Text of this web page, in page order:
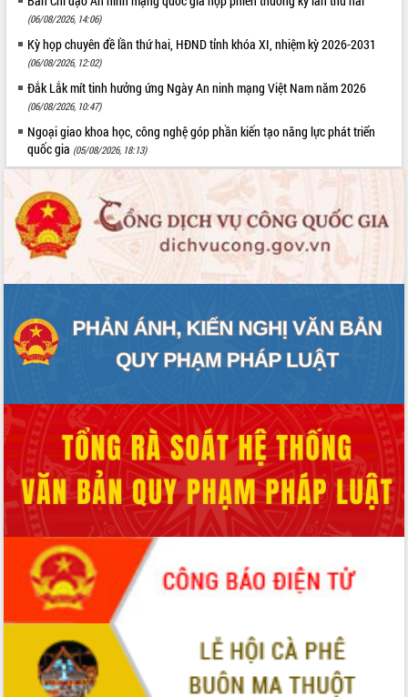
Kết nối tour, đẩy mạnh chuyển đổi số
để phát triển du lịch Đắk Lắk
Khởi động Dự án Đầu tư xây dựng hạ
tầng kỹ thuật Cụm công nghiệp Tân
Tiến
Gặp mặt các cơ quan báo chí nhân Kỷ
niệm 101 năm Ngày Báo chí Cách
mạng Việt Nam
Đắk Lắk sơ kết 4 năm triển khai thực
hiện Đề án 06 của Chính phủ
Họp báo thông tin về Hội nghị Công bố
Quy hoạch và Xúc tiến đầu tư tỉnh Đắk
Lắk
Khơi thông điểm nghẽn, đẩy nhanh
giải ngân vốn khắc phục thiên tai
hoạch tỉnh thời kỳ 2021-2030
Hội thảo góp ý hồ sơ điều chỉnh quy
hoạch tỉnh Đắk Lắk thời kỳ 2021-2030,
Nâng cao hiệu quả hoạt động của các
doanh nghiệp nhà nước
Hội nghị triển khai kết nối mạng
truyền số liệu chuyên dùng phục vụ cơ
quan Đảng, Nhà nước
Lễ phát động chuỗi hoạt động chung
tay làm sạch môi trường
Xã Ea Kar bước chuyển mình trong
công tác cải cách hành chính mô hình
mới
UBND tỉnh họp báo định kỳ tháng 4
năm 2026
Hội thảo khoa học “Giải pháp thúc đẩy
phát triển nền kinh tế xanh tại tỉnh
Đắk Lắk”
(06/08/2026, 14:06)
Kỳ họp chuyên đề lần thứ hai, HĐND tỉnh khóa XI, nhiệm kỳ 2026-2031
(06/08/2026, 12:02)
Đắk Lắk mít tinh hưởng ứng Ngày An ninh mạng Việt Nam năm 2026
(06/08/2026, 10:47)
Ngoại giao khoa học, công nghệ góp phần kiến tạo năng lực phát triển
quốc gia (05/08/2026, 18:13)